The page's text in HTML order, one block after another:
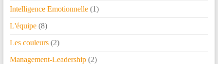
Intelligence Emotionnelle(1)
L'équipe(8)
Les couleurs(2)
Management-Leadership(2)